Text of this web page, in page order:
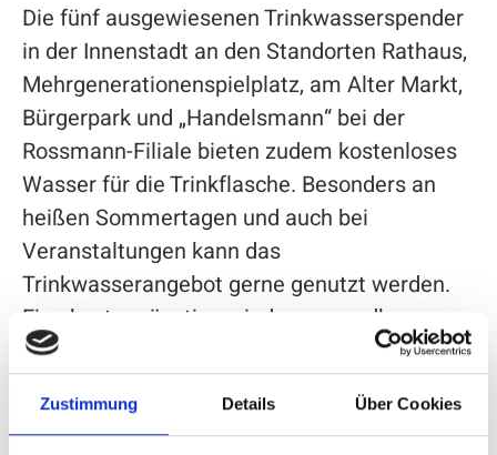
Zustimmung Details Über Cookies
Die fünf ausgewiesenen Trinkwasserspender
in der Innenstadt an den Standorten Rathaus,
Mehrgenerationenspielplatz, am Alter Markt,
Bürgerpark und „Handelsmann“ bei der
Rossmann-Filiale bieten zudem kostenloses
Wasser für die Trinkflasche. Besonders an
heißen Sommertagen und auch bei
Veranstaltungen kann das
Trinkwasserangebot gerne genutzt werden.
Eine kostengünstige wiederverwendbare
„Attendorn-Flasche“ zum Preis von 3,50 Euro
erhalten Interessierte ebenfalls in der Tourist-
Information.